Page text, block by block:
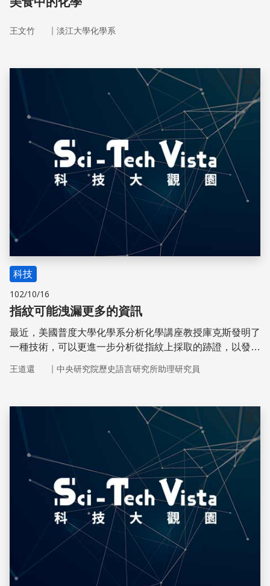
王文竹 ｜ 淡江大學化學系
儲存
科技
102/10/16
指紋可能洩漏更多的資訊
最近，美國普度大學化學系分析化學講座教授庫克斯發明了
一種技術，可以更進一步分析從指紋上採取的跡證，以發現
王道還 ｜ 中央研究院歷史語言研究所助理研究員
儲存